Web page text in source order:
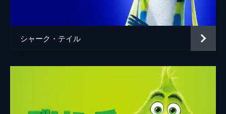
原作 クリス・ヴァン・オールズバーグ
製作 ロバート・ゼメキス
シャーク・テイル